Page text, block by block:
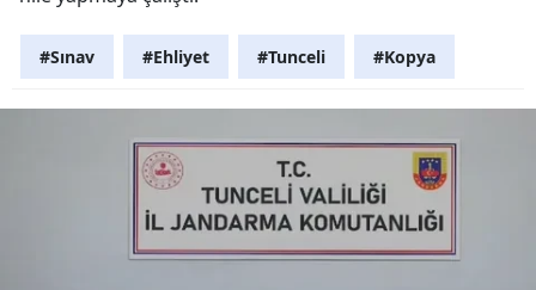
#Sınav #Ehliyet #Tunceli #Kopya